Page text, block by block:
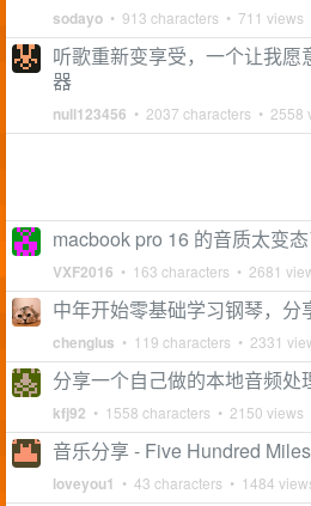
sodayo • 913 characters • 711 views
听歌重新变享受，一个让我愿
器
null123456 • 2037 characters • 2558
macbook pro 16 的音质太变
VXF2016 • 163 characters • 2681
中年开始零基础学习钢琴，分
chenglus • 119 characters • 2331
分享一个自己做的本地音频处
kfj92 • 1558 characters • 2150 views
音乐分享 - Five Hundred Miles
loveyou1 • 43 characters • 1484